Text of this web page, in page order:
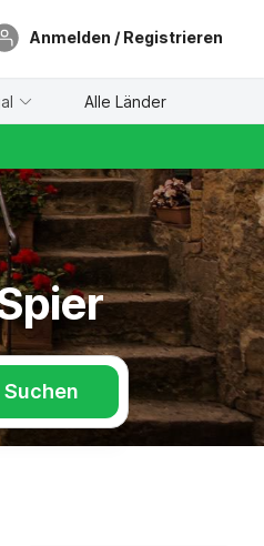
Anmelden / Registrieren
Alle Länder
Suchen